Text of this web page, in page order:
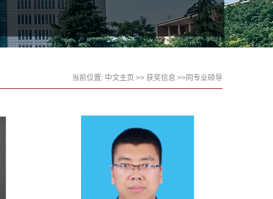
当前位置: 中文主页 >> 获奖信息 >>同专业硕导